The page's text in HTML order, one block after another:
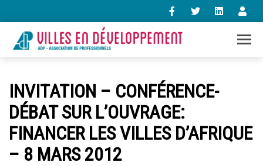
contact@villes-developpement.org
Accueil
L’association
Qui sommes-nous ?
INVITATION – CONFÉRENCE-
DÉBAT SUR L’OUVRAGE:
FINANCER LES VILLES D’AFRIQUE
– 8 MARS 2012